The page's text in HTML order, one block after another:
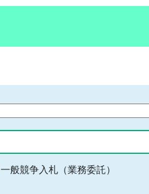
一般競争入札（業務委託）